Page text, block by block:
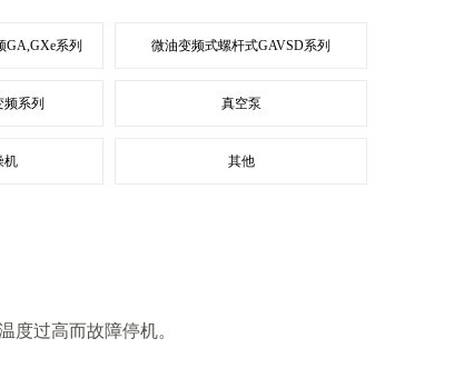
过高而故障停机。
GA,GXe系列 微油变频式螺杆式GAVSD系列
系列 真空泵
机 其他